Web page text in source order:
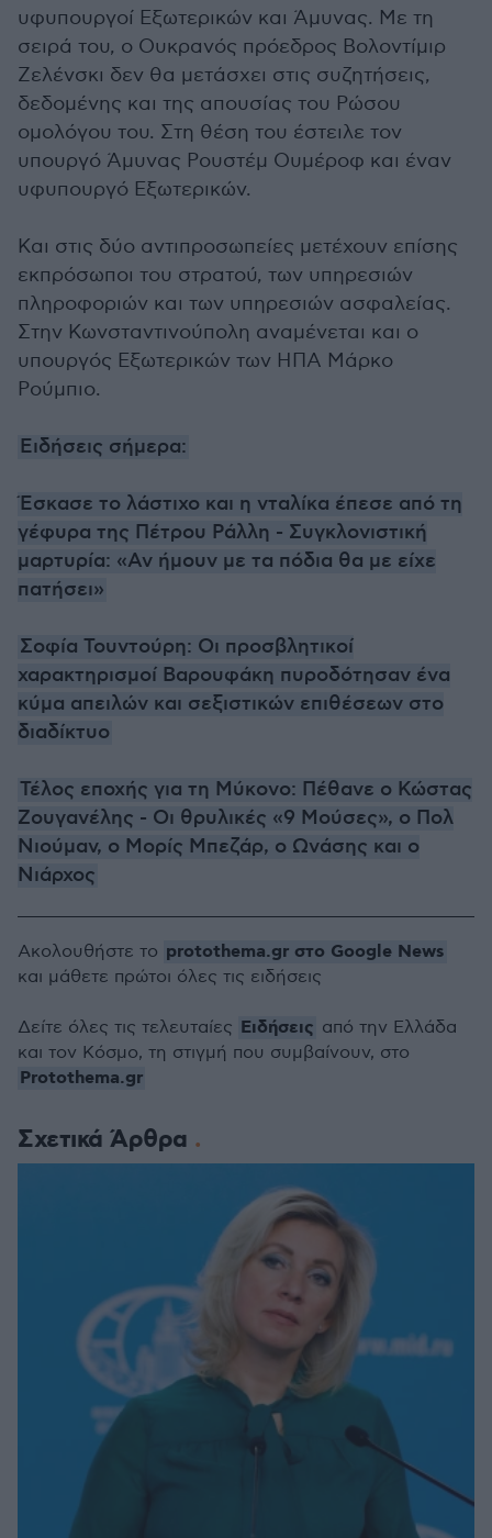
υφυπουργοί Εξωτερικών και Άμυνας. Με τη
σειρά του, ο Ουκρανός πρόεδρος Βολοντίμιρ
Ζελένσκι δεν θα μετάσχει στις συζητήσεις,
δεδομένης και της απουσίας του Ρώσου
ομολόγου του. Στη θέση του έστειλε τον
υπουργό Άμυνας Ρουστέμ Ουμέροφ και έναν
υφυπουργό Εξωτερικών.
Και στις δύο αντιπροσωπείες μετέχουν επίσης
εκπρόσωποι του στρατού, των υπηρεσιών
πληροφοριών και των υπηρεσιών ασφαλείας.
Στην Κωνσταντινούπολη αναμένεται και ο
υπουργός Εξωτερικών των ΗΠΑ Μάρκο
Ρούμπιο.
Ειδήσεις σήμερα:
Έσκασε το λάστιχο και η νταλίκα έπεσε από τη
γέφυρα της Πέτρου Ράλλη - Συγκλονιστική
μαρτυρία: «Αν ήμουν με τα πόδια θα με είχε
πατήσει»
Σοφία Τουντούρη: Οι προσβλητικοί
χαρακτηρισμοί Βαρουφάκη πυροδότησαν ένα
κύμα απειλών και σεξιστικών επιθέσεων στο
διαδίκτυο
Τέλος εποχής για τη Μύκονο: Πέθανε ο Κώστας
Ζουγανέλης - Οι θρυλικές «9 Μούσες», ο Πολ
Νιούμαν, ο Μορίς Μπεζάρ, ο Ωνάσης και ο
Νιάρχος
Σχετικά Άρθρα
Ακολουθήστε το protothema.gr στο Google News
και μάθετε πρώτοι όλες τις ειδήσεις
Δείτε όλες τις τελευταίες Ειδήσεις από την Ελλάδα
και τον Κόσμο, τη στιγμή που συμβαίνουν, στο
Protothema.gr